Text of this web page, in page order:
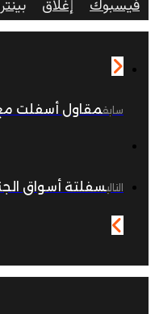
فيسبوك إغلاق
سابقمقاول أسفلت
التاليسفلتة أسواق